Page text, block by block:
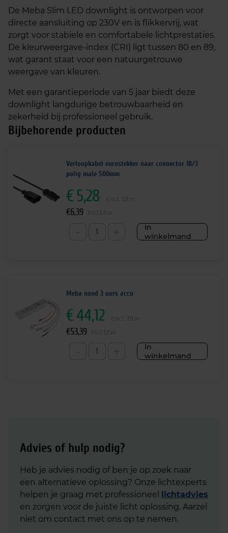
De Meba Slim LED downlight is ontworpen voor
directe aansluiting op 230V en is flikkervrij, wat
zorgt voor stabiele en comfortabele lichtprestaties.
De kleurweergave-index (CRI) ligt tussen 80 en 89,
wat garant staat voor een natuurgetrouwe
weergave van kleuren.
Met een garantieperiode van 5 jaar biedt deze
downlight langdurige betrouwbaarheid en
zekerheid bij professioneel gebruik.
Bijbehorende producten
Verloopkabel eurostekker naar connector 18/3
polig male 500mm
In
winkelmand
€5,28
€6,39
Meba nood 3 uurs accu
In
winkelmand
€44,12
€53,39
Advies of hulp nodig?
Heb je advies nodig of ben je op zoek naar
een alternatieve oplossing? Onze lichtexperts
helpen je graag met professioneel lichtadvies
en zorgen voor de juiste licht oplossing. Aarzel
niet om contact met ons op te nemen.